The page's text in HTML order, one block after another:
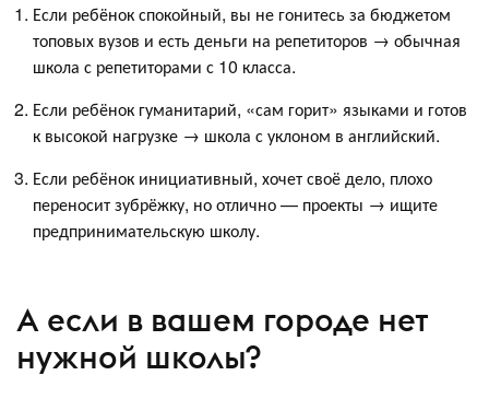
Если ребёнок спокойный, вы не гонитесь за бюджетом
топовых вузов и есть деньги на репетиторов → обычная
школа с репетиторами с 10 класса.
Если ребёнок гуманитарий, «сам горит» языками и готов
к высокой нагрузке → школа с уклоном в английский.
Если ребёнок инициативный, хочет своё дело, плохо
переносит зубрёжку, но отлично — проекты → ищите
предпринимательскую школу.
А если в вашем городе нет
нужной школы?